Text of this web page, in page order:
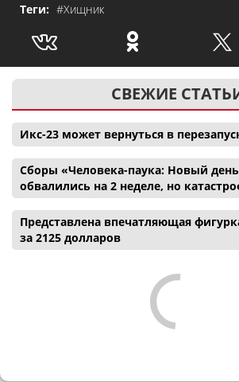
Теги: #Хищник
СВЕЖИЕ
Икс-23 может вернуться в
Сборы «Человека-паука: Новый
обвалились на 2 неделе, но
Представлена впечатляющая
за 2125 долларов